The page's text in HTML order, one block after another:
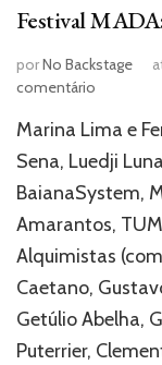
Festival
porNo Backstage
comentário
MADA:
Conheça
Line-
UP
Marina Lima e
Sena, Luedji
BaianaSystem,
Amarantos,
Alquimistas
Caetano,
Getúlio Abelha,
Puterrier,